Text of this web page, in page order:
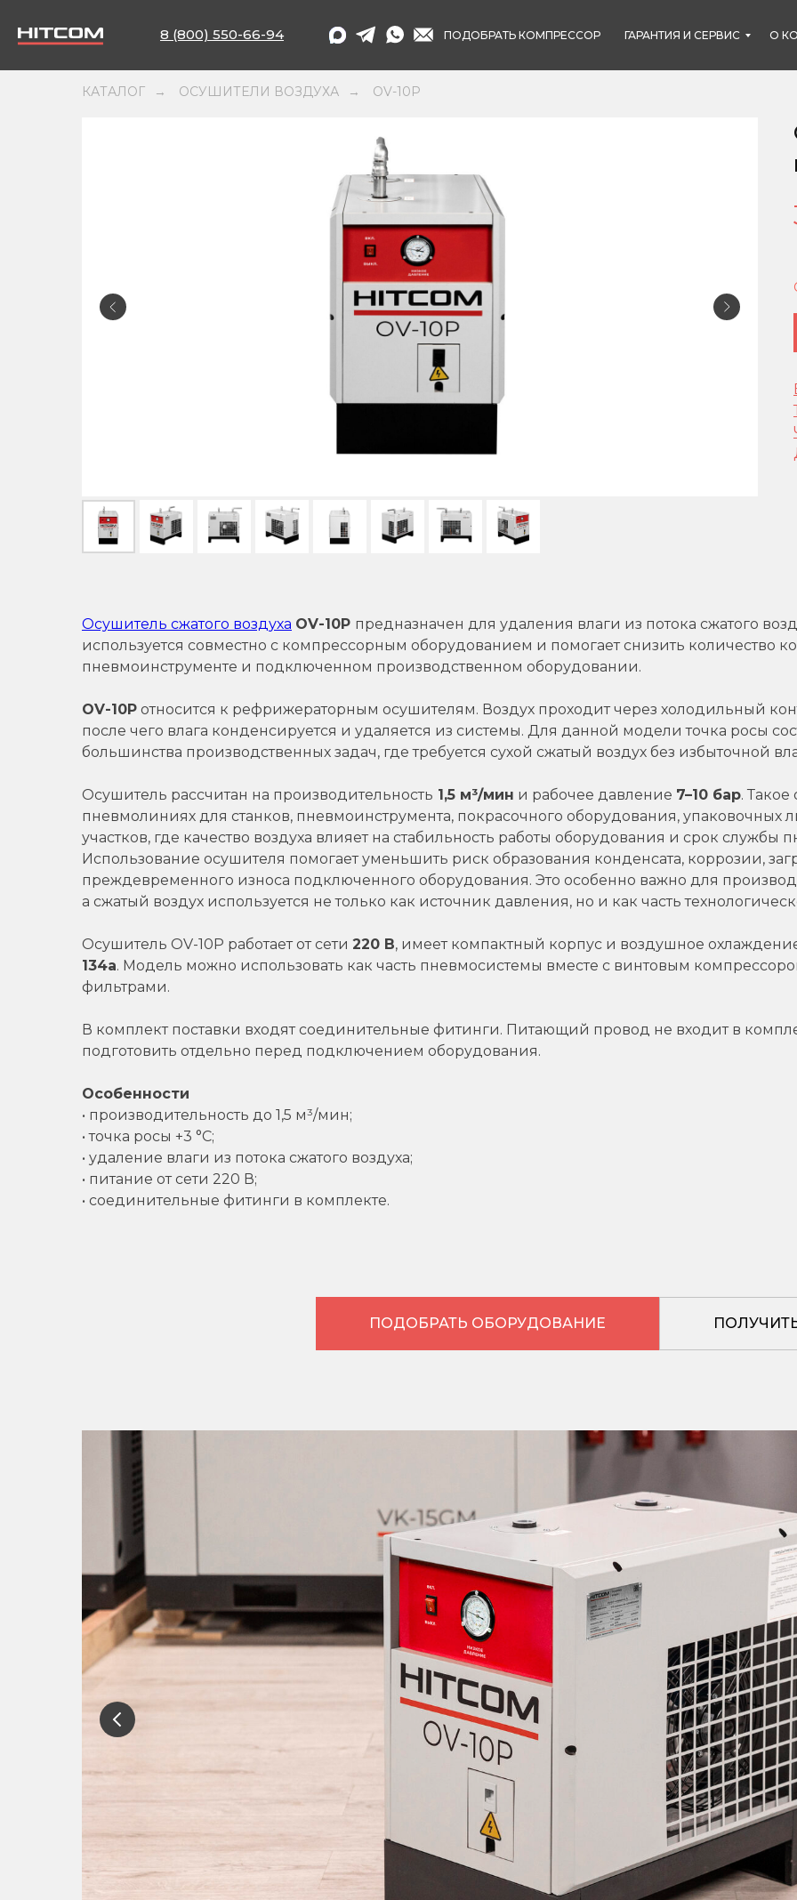
ПОДОБРАТЬ КОМПРЕССОР ГАРАНТИЯ И СЕРВИС О
8 (800) 550-66-94
КАТАЛОГ → ОСУШИТЕЛИ ВОЗДУХА → OV-10P
Осушитель сжатого воздуха OV-10P предназначен для удаления влаги из потока сжатого
используется совместно с компрессорным оборудованием и помогает снизить количество
пневмоинструменте и подключенном производственном оборудовании.
OV-10P относится к рефрижераторным осушителям. Воздух проходит через холодильный
после чего влага конденсируется и удаляется из системы. Для данной модели точка росы
большинства производственных задач, где требуется сухой сжатый воздух без избыточной
Осушитель рассчитан на производительность 1,5 м³/мин и рабочее давление 7–10 бар.
пневмолиниях для станков, пневмоинструмента, покрасочного оборудования, упаковочных
участков, где качество воздуха влияет на стабильность работы оборудования и срок службы
Использование осушителя помогает уменьшить риск образования конденсата, коррозии,
преждевременного износа подключенного оборудования. Это особенно важно для
а сжатый воздух используется не только как источник давления, но и как часть
Осушитель OV-10P работает от сети 220 В, имеет компактный корпус и воздушное
134a. Модель можно использовать как часть пневмосистемы вместе с винтовым
фильтрами.
В комплект поставки входят соединительные фитинги. Питающий провод не входит в
подготовить отдельно перед подключением оборудования.
Особенности
• производительность до 1,5 м³/мин;
• точка росы +3 °C;
• удаление влаги из потока сжатого воздуха;
• питание от сети 220 В;
• соединительные фитинги в комплекте.
ПОДОБРАТЬ ОБОРУДОВАНИЕ